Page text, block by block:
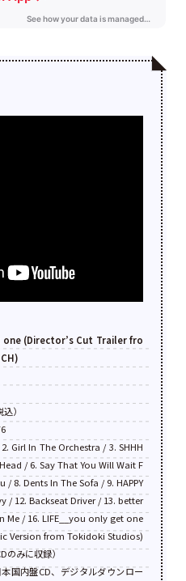
one (Director’s Cut Trailer fro
）
Girl In The Orchestra / 3. SHHH
/ 6. Say That You Will Wait F
/ 8. Dents In The Sofa / 9. HAPPY
/ 12. Backseat Driver / 13. better
Me / 16. LIFE__you only get one
Version from Tokidoki Studios)
のみに収録）
国内盤CD、デジタルダウンロー